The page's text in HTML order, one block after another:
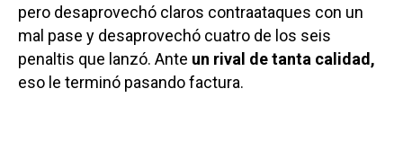
pero desaprovechó claros contraataques con un
mal pase y desaprovechó cuatro de los seis
penaltis que lanzó. Ante un rival de tanta calidad,
eso le terminó pasando factura.